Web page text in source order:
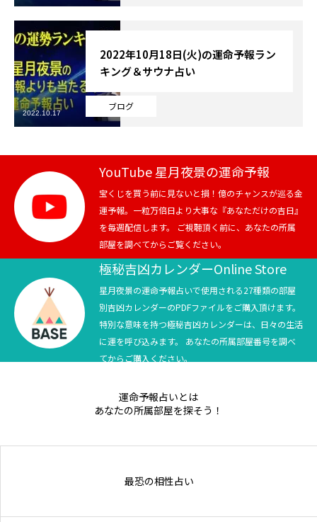
ブログ
2022年10月18日(火)の運命予報ラン
キング＆サウナ占い
2022.10.17
YouTube 星月夜景の運命予報
宝くじを買う前に見ないと損！億のチャンスが巡る金
運予報。一粒万倍日より大事な『あなただけの吉日』
を毎週配信します。 ご視聴頂く前に、あなたの所属
部屋を調べてからご覧ください。
極秘吉凶カレンダーOnline Store
星月夜景の運命予報占いで使用される27種類の部屋
別吉凶カレンダーのPDFファイルをご購入頂けます。
特別な意味を持つ極秘吉凶カレンダーは、日々の生活
に運を呼び込みます。 あなたの所属部屋番号を調べ
てからご購入ください。
運命予報占いとは
あなたの所属部屋を探そう！
最恐の相性占い